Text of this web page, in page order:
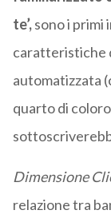
te’,sono i primi
caratteristiche
automatizzata
quarto di
Dimensione
relazione tra